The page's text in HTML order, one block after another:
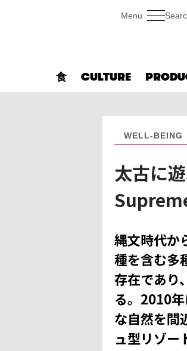
食 CULTURE
WELL-BEING
太古
縄文時代か
種を含む多
存在であり
る。2010
な自然を間
ュ型リゾー